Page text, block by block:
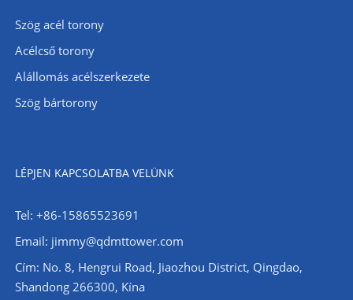
Szög acél torony
Acélcső torony
Alállomás acélszerkezete
Szög bártorony
LÉPJEN KAPCSOLATBA VELÜNK
Tel: +86-15865523691
Email: jimmy@qdmttower.com
Cím: No. 8, Hengrui Road, Jiaozhou District, Qingdao,
Shandong 266300, Kína